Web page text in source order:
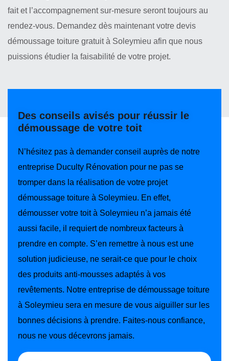
fait et l’accompagnement sur-mesure seront toujours au
rendez-vous. Demandez dès maintenant votre devis
démoussage toiture gratuit à Soleymieu afin que nous
puissions étudier la faisabilité de votre projet.
Des conseils avisés pour réussir le
démoussage de votre toit
N’hésitez pas à demander conseil auprès de notre
entreprise Duculty Rénovation pour ne pas se
tromper dans la réalisation de votre projet
démoussage toiture à Soleymieu. En effet,
démousser votre toit à Soleymieu n’a jamais été
aussi facile, il requiert de nombreux facteurs à
prendre en compte. S’en remettre à nous est une
solution judicieuse, ne serait-ce que pour le choix
des produits anti-mousses adaptés à vos
revêtements. Notre entreprise de démoussage toiture
à Soleymieu sera en mesure de vous aiguiller sur les
bonnes décisions à prendre. Faites-nous confiance,
nous ne vous décevrons jamais.